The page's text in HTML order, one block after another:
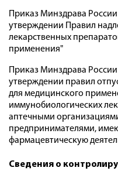
Приказ Минздрава
утверждении Правил
лекарственных
применения"
Приказ Минздрава
утверждении правил
для медицинского
иммунобиологических
аптечными
предпринимателями,
фармацевтическую
Сведения о